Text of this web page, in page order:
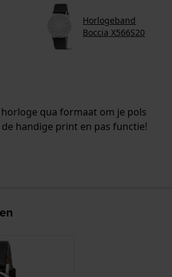
Horlogeband
Boccia X566S20
qua formaat om je pols
handige print en pas functie!